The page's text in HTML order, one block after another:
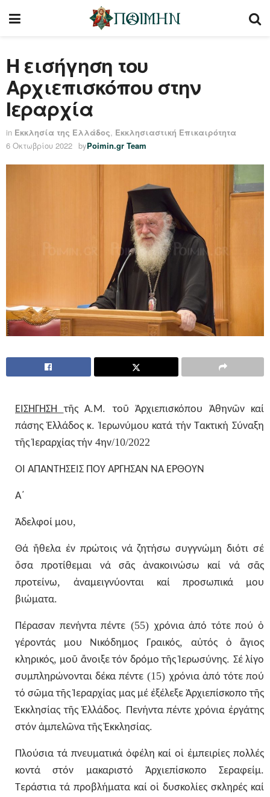
Η εισήγηση του
Αρχιεπισκόπου στην
Ιεραρχία
in Εκκλησία της Ελλάδος, Εκκλησιαστική Επικαιρότητα
6 Οκτωβρίου 2022 byPoimin.gr Team
ΕΙΣΗΓΗΣΗτῆς Α.Μ.τοῦ Ἀρχιεπισκόπου Ἀθηνῶν
καί
πάσης Ἑλλάδος κ.Ἱερωνύμου κατά τήν Τακτική Σύναξη
τῆς Ἱεραρχίαςτήν 4ην/10/2022
ΟΙ ΑΠΑΝΤΗΣΕΙΣ ΠΟΥ ΑΡΓΗΣΑΝ ΝΑ ΕΡΘΟΥΝ
Α΄
Ἀδελφοί μου,
Θά ἤθελα ἐν πρώτοις νά ζητήσω συγγνώμη διότι σέ
ὅσα
προτίθεμαι νά σᾶς ἀνακοινώσω καί νά
σᾶς
προτείνω, ἀναμειγνύονται καί προσωπικά
μου
βιώματα.
Πέρασαν πενήντα πέντε (55) χρόνια ἀπό τότε πού ὁ
γέροντάς
μου Νικόδημος Γραικός, αὐτός ὁ
ἅγιος
κληρικός, μοῦ ἄνοιξε τόν δρόμο τῆς Ἱερωσύνης. Σέ λίγο
συμπληρώνονται δέκα πέντε (15) χρόνια ἀπό τότε πού
τό σῶμα τῆς Ἱεραρχίας μας μέ ἐξέλεξε Ἀρχιεπίσκοπο τῆς
Ἐκκλησίας τῆς Ἑλλάδος. Πενήντα πέντε χρόνια ἐργάτης
στόν ἀμπελῶνα τῆς Ἐκκλησίας.
Πλούσια τά πνευματικά ὀφέλη καί οἱ ἐμπειρίες πολλές
κοντά
στόν μακαριστό Ἀρχιεπίσκοπο Σεραφείμ.
Τεράστια τά προβλήματα καί οἱ δυσκολίες σκληρές καί